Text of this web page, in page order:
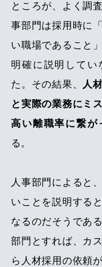
ところが、よく調
事部門は採用時に
い職場であること
明確に説明してい
た。その結果、
人
と実際の業務にミ
高い離職率に繋が
る。
人事部門によると
いことを説明する
なるのだそうであ
部門とすれば、カ
ら人材採用の依頼